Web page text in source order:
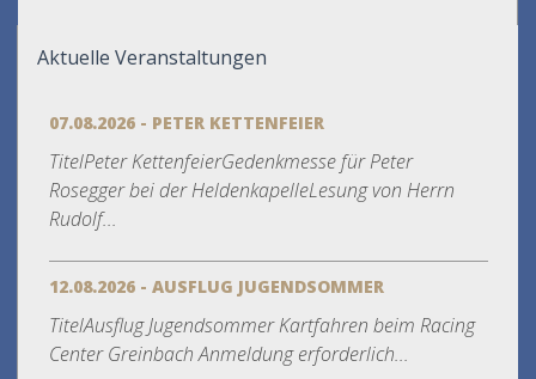
Aktuelle Veranstaltungen
07.08.2026 - PETER KETTENFEIER
TitelPeter KettenfeierGedenkmesse für Peter
Rosegger bei der HeldenkapelleLesung von Herrn
Rudolf...
12.08.2026 - AUSFLUG JUGENDSOMMER
TitelAusflug Jugendsommer Kartfahren beim Racing
Center Greinbach Anmeldung erforderlich...